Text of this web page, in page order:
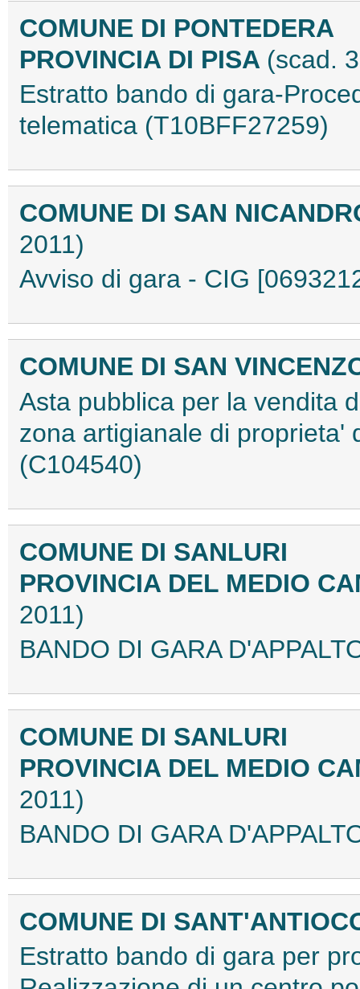
COMUNE DI PONTEDERA
PROVINCIA DI PISA (scad.
Estratto bando di gara-
telematica (T10BFF27259)
COMUNE DI SAN
2011)
Avviso di gara - CIG
COMUNE DI SAN
Asta pubblica per la vendita
zona artigianale di proprieta'
(C104540)
COMUNE DI SANLURI
PROVINCIA DEL MEDIO
2011)
BANDO DI GARA
COMUNE DI SANLURI
PROVINCIA DEL MEDIO
2011)
BANDO DI GARA
COMUNE DI
Estratto bando di gara per